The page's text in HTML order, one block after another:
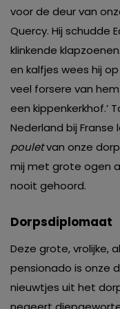
voor de deur van
Quercy. Hij schudde
klinkende
en kalfjes wees hij
veel forsere van
een kippenkerkhof.’
Nederland bij
pouletvan onze
mij met grote ogen
nooit gehoord.
Dorpsdiplomaat
Deze grote, vrolijke,
pensionado is onze
nieuwtjes uit het